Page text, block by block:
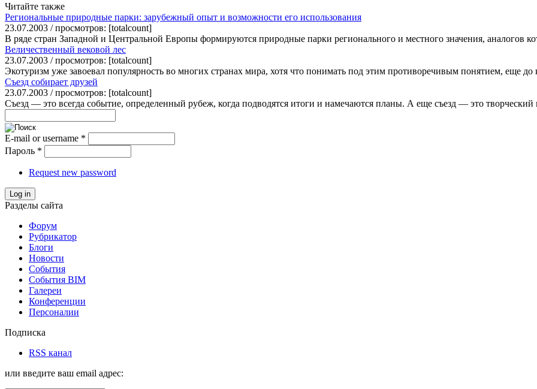
Читайте также
Региональные природные парки: зарубежный опыт и возможности его использования
23.07.2003 / просмотров: [totalcount]
В ряде стран Западной и Центральной Европы формируются природные парки регионального и местного значения, аналогов
Величественный вековой лес
23.07.2003 / просмотров: [totalcount]
Экотуризм уже завоевал популярность во многих странах мира, хотя что понимать под этим противоречивым понятием, еще
Съезд собирает друзей
23.07.2003 / просмотров: [totalcount]
Съезд — это всегда событие, определенный рубеж, когда подводятся итоги и намечаются планы. А еще съезд — это творческий
E-mail or username *
Пароль *
Request new password
Log in
Разделы сайта
Форум
Рубрикатор
Блоги
Новости
События
События BIM
Галереи
Конференции
Персоналии
Подписка
RSS канал
или введите ваш email адрес: